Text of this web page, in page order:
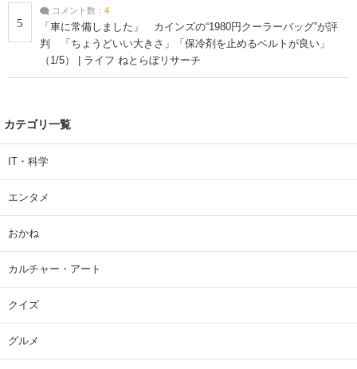
5
コメント数： 4
「車に常備しました」 カインズの“1980円クーラーバッグ”が評
判 「ちょうどいい大きさ」「保冷剤を止めるベルトが良い」
（1/5） | ライフ ねとらぼリサーチ
カテゴリ一覧
IT・科学
エンタメ
おかね
カルチャー・アート
クイズ
グルメ